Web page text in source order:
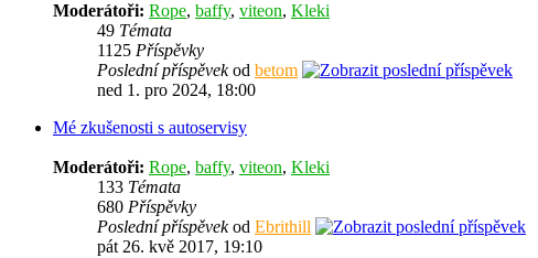
Moderátoři: Rope, baffy, viteon, Kleki
49 Témata
1125 Příspěvky
Poslední příspěvekod betom
ned 1. pro 2024, 18:00
Mé zkušenosti s autoservisy
Moderátoři: Rope, baffy, viteon, Kleki
133 Témata
680 Příspěvky
Poslední příspěvekod Ebrithill
pát 26. kvě 2017, 19:10